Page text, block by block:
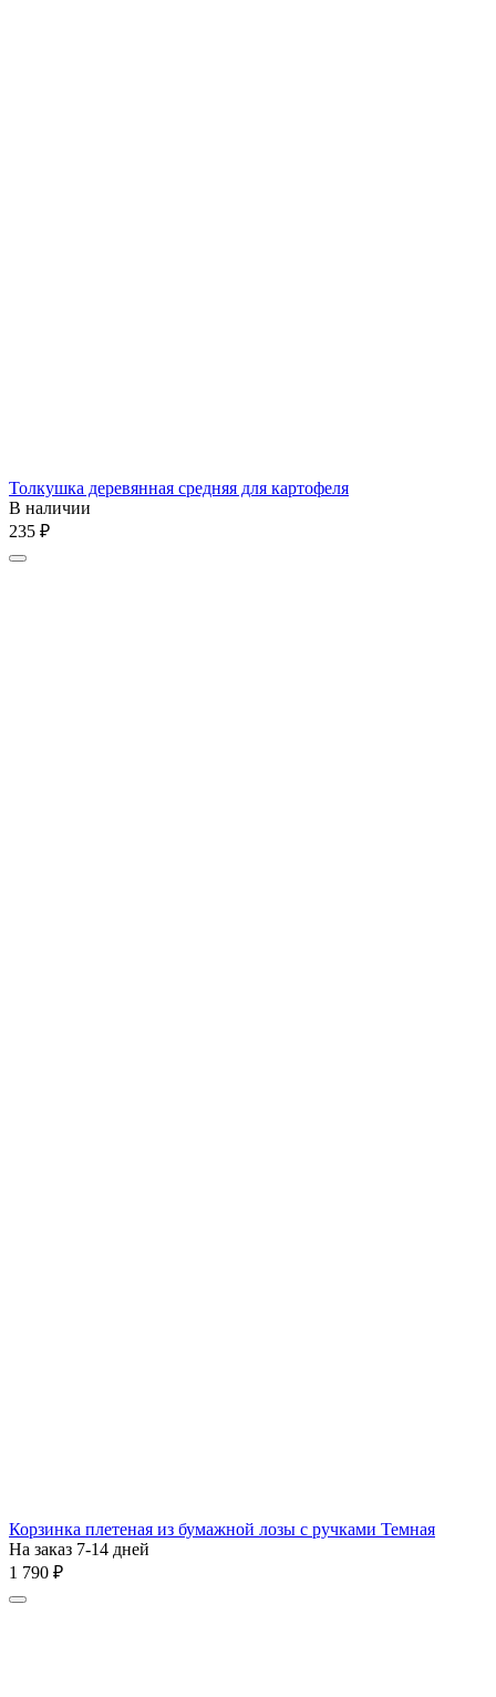
Толкушка деревянная средняя для картофеля
В наличии
‍235‍ ₽
Корзинка плетеная из бумажной лозы с ручками Темная
На заказ 7-14 дней
1 790 ₽